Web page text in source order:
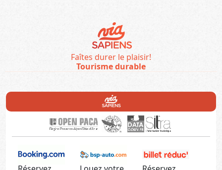
Faîtes durer le plaisir!
Tourisme durable